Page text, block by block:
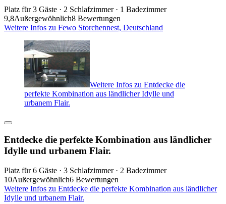
Platz für 3 Gäste · 2 Schlafzimmer · 1 Badezimmer
9,8Außergewöhnlich8 Bewertungen
Weitere Infos zu Fewo Storchennest, Deutschland
Weitere Infos zu Entdecke die
perfekte Kombination aus ländlicher Idylle und
urbanem Flair.
Entdecke die perfekte Kombination aus ländlicher
Idylle und urbanem Flair.
Platz für 6 Gäste · 3 Schlafzimmer · 2 Badezimmer
10Außergewöhnlich6 Bewertungen
Weitere Infos zu Entdecke die perfekte Kombination aus ländlicher
Idylle und urbanem Flair.